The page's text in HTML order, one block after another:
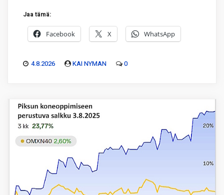
Jaa tämä:
Facebook X WhatsApp
4.8.2026 KAI NYMAN 0